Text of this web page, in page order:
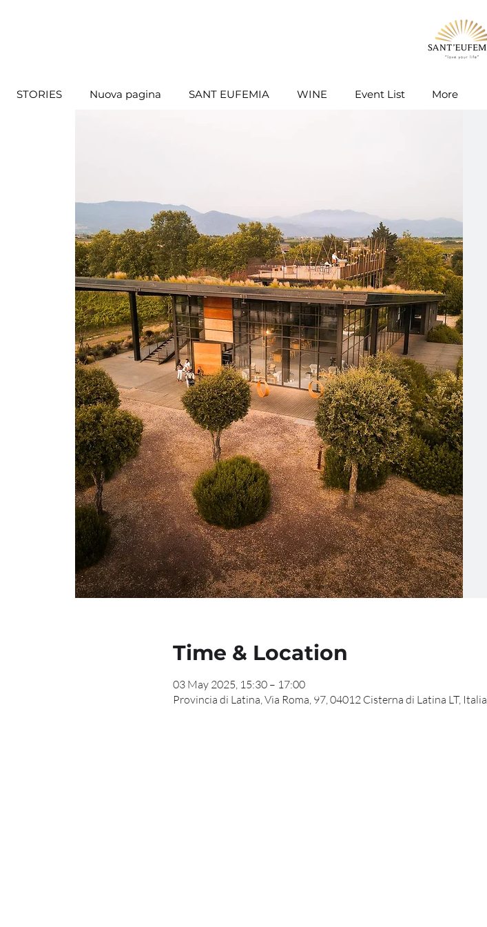
STORIES Nuova pagina SANT EUFEMIA WINE Event List More
Time & Location
03 May 2025, 15:30 – 17:00
Provincia di Latina, Via Roma, 97, 04012 Cisterna di Latina LT, Italia